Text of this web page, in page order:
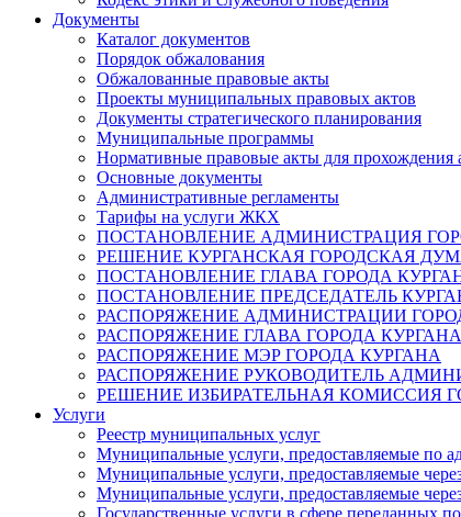
Документы
Каталог документов
Порядок обжалования
Обжалованные правовые акты
Проекты муниципальных правовых актов
Документы стратегического планирования
Муниципальные программы
Нормативные правовые акты для прохождения
Основные документы
Административные регламенты
Тарифы на услуги ЖКХ
ПОСТАНОВЛЕНИЕ АДМИНИСТРАЦИЯ
РЕШЕНИЕ КУРГАНСКАЯ ГОРОДСКАЯ
ПОСТАНОВЛЕНИЕ ГЛАВА ГОРОДА
ПОСТАНОВЛЕНИЕ ПРЕДСЕДАТЕЛЬ
РАСПОРЯЖЕНИЕ АДМИНИСТРАЦИИ
РАСПОРЯЖЕНИЕ ГЛАВА ГОРОДА КУРГАНА
РАСПОРЯЖЕНИЕ МЭР ГОРОДА КУРГАНА
РАСПОРЯЖЕНИЕ РУКОВОДИТЕЛЬ
РЕШЕНИЕ ИЗБИРАТЕЛЬНАЯ КОМИССИЯ
Услуги
Реестр муниципальных услуг
Муниципальные услуги, предоставляемые по
Муниципальные услуги, предоставляемые
Муниципальные услуги, предоставляемые
Государственные услуги в сфере переданных